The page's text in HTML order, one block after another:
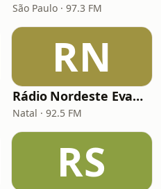
São Paulo · 97.3 FM
RN
Rádio Nordeste Evangélica
Natal · 92.5 FM
RS